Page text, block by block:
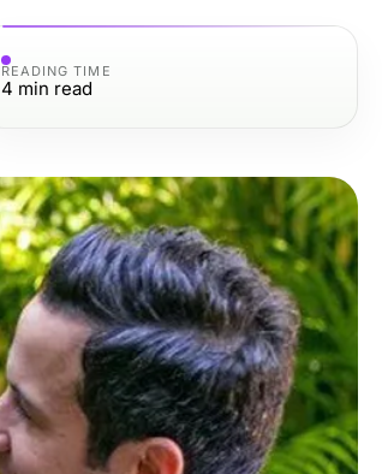
READING TIME
4 min read